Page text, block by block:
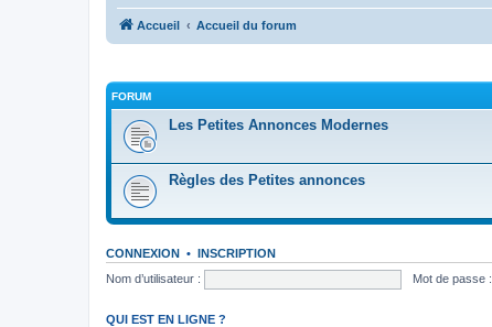
Accueil Accueil du forum
FORUM
Les Petites Annonces Modernes
Règles des Petites annonces
CONNEXION • INSCRIPTION
Nom d’utilisateur :
Mot de passe :
QUI EST EN LIGNE ?